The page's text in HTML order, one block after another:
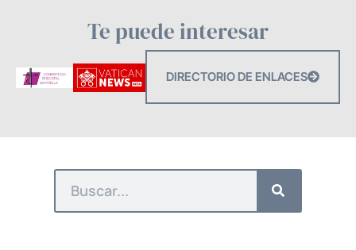
Te puede interesar
DIRECTORIO DE ENLACES